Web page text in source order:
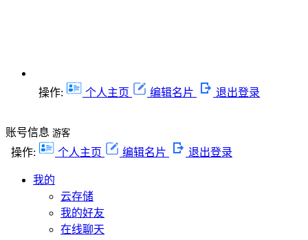
操作: 个人主页 编辑名片 退出登录
账号信息 游客
操作: 个人主页 编辑名片 退出登录
我的
云存储
我的好友
在线聊天